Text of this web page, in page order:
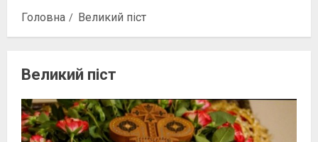
Головна Великий піст
Великий піст